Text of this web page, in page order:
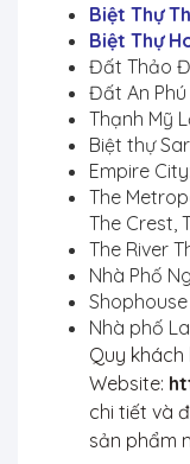
Biệt Thự
Biệt Thự
Đất Thảo
Đất An Phú
Thạnh Mỹ
Biệt thự
Empire
The
The Crest,
The River
Nhà Phố
Nhà phố
Quy
Website:
chi tiết và
sản phẩm